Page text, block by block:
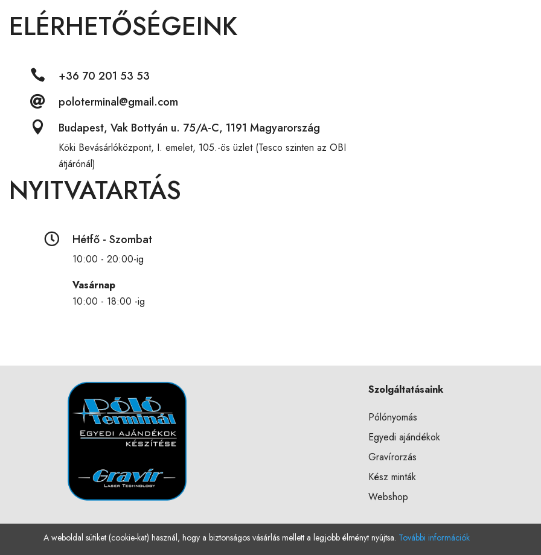
ELÉRHETŐSÉGEINK
 +36 70 201 53 53
 poloterminal@gmail.com
 Budapest, Vak Bottyán u. 75/A-C, 1191 Magyarország
Köki Bevásárlóközpont, I. emelet, 105.-ös üzlet (Tesco szinten az OBI
átjárónál)
NYITVATARTÁS
 Hétfő - Szombat
10:00 - 20:00-ig
Vasárnap
10:00 - 18:00 -ig
Szolgáltatásaink
Pólónyomás
Egyedi ajándékok
Gravírorzás
Kész minták
Webshop
A weboldal sütiket (cookie-kat) használ, hogy a biztonságos vásárlás mellett a legjobb élményt nyújtsa. További információk